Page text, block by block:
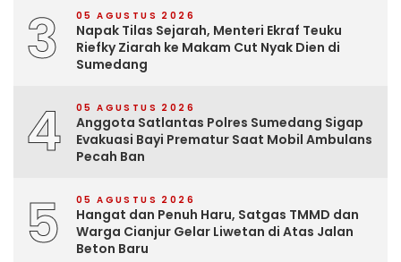
3 05 AGUSTUS 2026
Napak Tilas Sejarah, Menteri Ekraf Teuku
Riefky Ziarah ke Makam Cut Nyak Dien di
Sumedang
4 05 AGUSTUS 2026
Anggota Satlantas Polres Sumedang Sigap
Evakuasi Bayi Prematur Saat Mobil Ambulans
Pecah Ban
5 05 AGUSTUS 2026
Hangat dan Penuh Haru, Satgas TMMD dan
Warga Cianjur Gelar Liwetan di Atas Jalan
Beton Baru